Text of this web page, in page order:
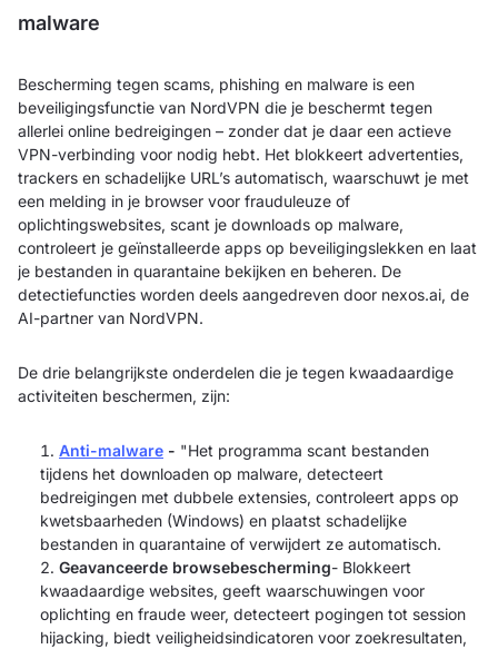
malware
Bescherming tegen scams, phishing en malware is een
beveiligingsfunctie van NordVPN die je beschermt tegen
allerlei online bedreigingen – zonder dat je daar een actieve
VPN-verbinding voor nodig hebt. Het blokkeert advertenties,
trackers en schadelijke URL’s automatisch, waarschuwt je met
een melding in je browser voor frauduleuze of
oplichtingswebsites, scant je downloads op malware,
controleert je geïnstalleerde apps op beveiligingslekken en laat
je bestanden in quarantaine bekijken en beheren. De
detectiefuncties worden deels aangedreven door nexos.ai, de
AI-partner van NordVPN.
De drie belangrijkste onderdelen die je tegen kwaadaardige
activiteiten beschermen, zijn:
Anti-malware - "Het programma scant bestanden
tijdens het downloaden op malware, detecteert
bedreigingen met dubbele extensies, controleert apps op
kwetsbaarheden (Windows) en plaatst schadelijke
bestanden in quarantaine of verwijdert ze automatisch.
Geavanceerde browsebescherming- Blokkeert
kwaadaardige websites, geeft waarschuwingen voor
oplichting en fraude weer, detecteert pogingen tot session
hijacking, biedt veiligheidsindicatoren voor zoekresultaten,